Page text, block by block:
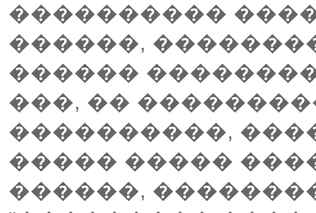
����������
������,
������
���, ��
����������,
����� �����
������,